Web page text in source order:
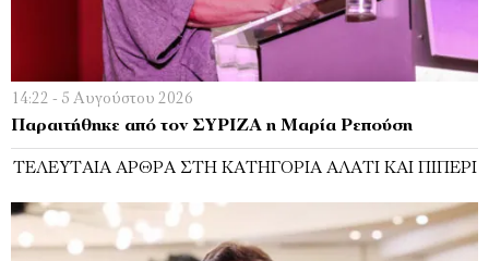
14:22 - 5 Αυγούστου 2026
Παραιτήθηκε από τον ΣΥΡΙΖΑ η Μαρία Ρεπούση
ΤΕΛΕΥΤΑΊΑ ΆΡΘΡΑ ΣΤΗ ΚΑΤΗΓΟΡΊΑ ΑΛΆΤΙ ΚΑΙ ΠΙΠΈΡΙ